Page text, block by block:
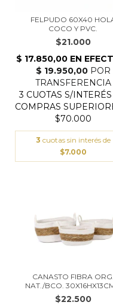
FELPUDO 60X40
COCO Y PVC.
$21.000
3 cuotas sin interés de
$7.000
CANASTO FIBRA ORG.
NAT./BCO.
$22.500